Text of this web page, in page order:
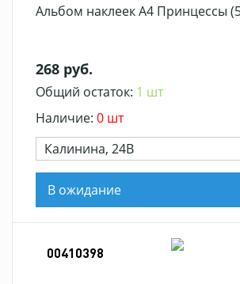
Альбом наклеек А4 Принцессы
268 руб.
Общий остаток: 1 шт
Наличие: 0 шт
Калинина, 24В
В ожидание
00410398